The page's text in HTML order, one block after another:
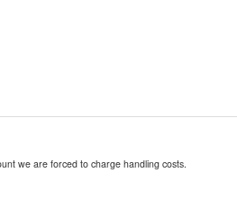
we are forced to charge handling costs.